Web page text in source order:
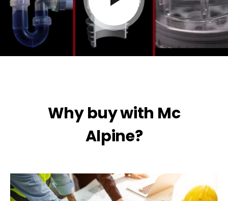
Why buy with Mc
Alpine?